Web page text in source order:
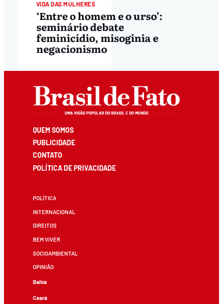
VIDA DAS MULHERES
‘Entre o homem e o urso’:
seminário debate
feminicídio, misoginia e
negacionismo
QUEM SOMOS
PUBLICIDADE
CONTATO
POLÍTICA DE PRIVACIDADE
POLÍTICA
INTERNACIONAL
DIREITOS
BEM VIVER
SOCIOAMBIENTAL
OPINIÃO
Bahia
Ceará